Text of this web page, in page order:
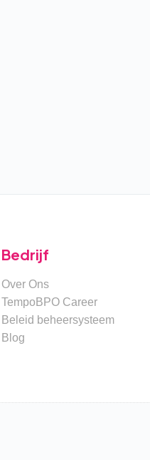
Bedrijf
Over Ons
TempoBPO Career
Beleid beheersysteem
Blog